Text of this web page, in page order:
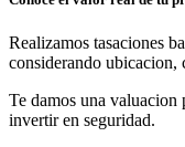
Realizamos tasaciones
considerando ubicacion,
Te damos una valuacion
invertir en seguridad.